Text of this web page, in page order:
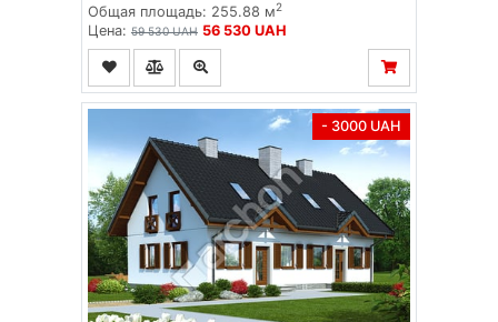
Общая площадь: 255.88 м2
Цена: 59 530 UAH 56 530 UAH
- 3000 UAH